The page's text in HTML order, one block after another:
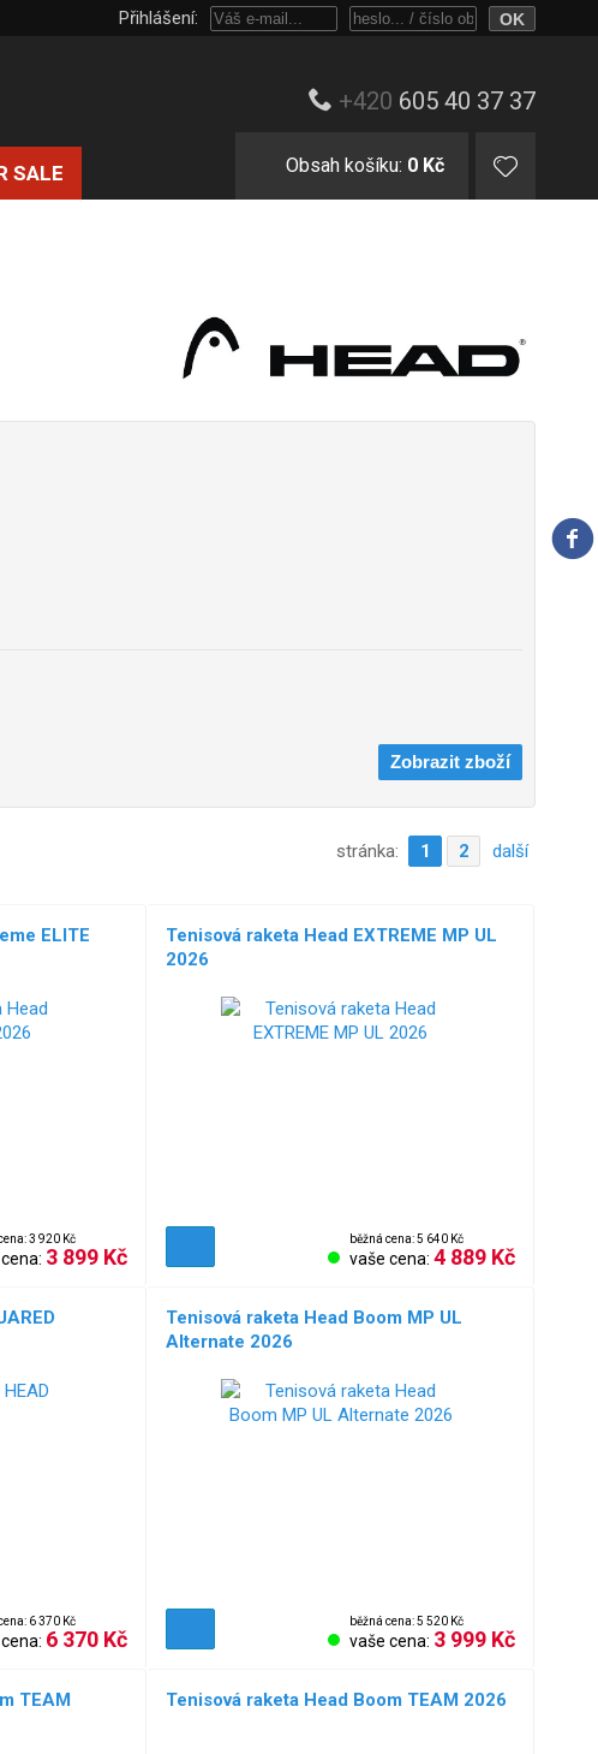
Přihlášení:
+420 605 40 37 37
SALE Obsah košíku: 0 Kč
stránka: 1 2 další
ELITE
3 920 Kč
3 899 Kč
Tenisová raketa Head EXTREME MP UL
2026
běžná cena: 5 640 Kč
vaše cena: 4 889 Kč
6 370 Kč
6 370 Kč
Tenisová raketa Head Boom MP UL
Alternate 2026
běžná cena: 5 520 Kč
vaše cena: 3 999 Kč
TEAM
Tenisová raketa Head Boom TEAM 2026